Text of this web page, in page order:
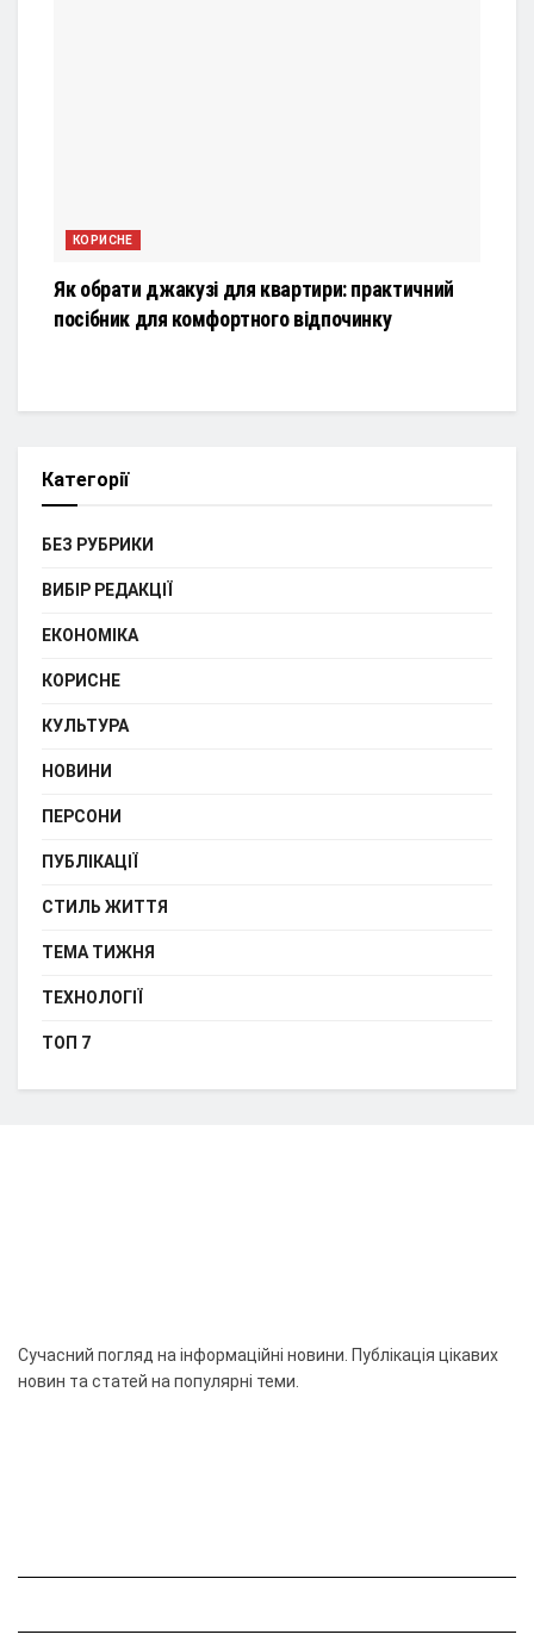
КОРИСНЕ
Як обрати джакузі для квартири: практичний
посібник для комфортного відпочинку
Категорії
БЕЗ РУБРИКИ
ВИБІР РЕДАКЦІЇ
ЕКОНОМІКА
КОРИСНЕ
КУЛЬТУРА
НОВИНИ
ПЕРСОНИ
ПУБЛІКАЦІЇ
СТИЛЬ ЖИТТЯ
ТЕМА ТИЖНЯ
ТЕХНОЛОГІЇ
ТОП 7
Сучасний погляд на інформаційні новини. Публікація цікавих
новин та статей на популярні теми.